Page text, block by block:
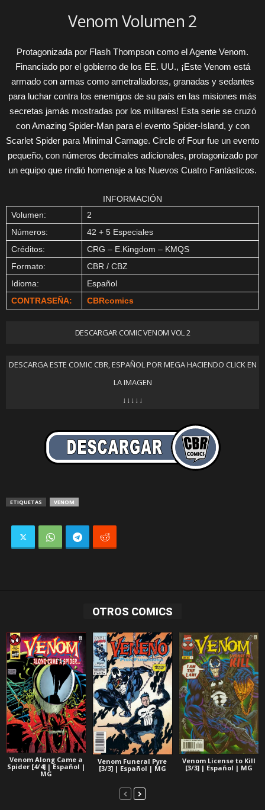
Venom Volumen 2
Protagonizada por Flash Thompson como el Agente Venom.
Financiado por el gobierno de los EE. UU., ¡Este Venom está
armado con armas como ametralladoras, granadas y sedantes
para luchar contra los enemigos de su país en las misiones más
secretas jamás mostradas por los militares! Esta serie se cruzó
con Amazing Spider-Man para el evento Spider-Island, y con
Scarlet Spider para Minimal Carnage. Circle of Four fue un evento
pequeño, con números decimales adicionales, protagonizado por
un equipo que rindió homenaje a los Nuevos Cuatro Fantásticos.
INFORMACIÓN
Volumen:
2
Números:
42 + 5 Especiales
Créditos:
CRG – E.Kingdom – KMQS
Formato:
CBR / CBZ
Idioma:
Español
CONTRASEÑA:
CBRcomics
DESCARGAR COMIC VENOM VOL 2
DESCARGA ESTE COMIC CBR, ESPAÑOL POR MEGA HACIENDO CLICK EN
LA IMAGEN
↓↓↓↓↓
ETIQUETAS VENOM
OTROS COMICS
Venom Along Came a
Spider [4/4] | Español |
MG
Venom Funeral Pyre
[3/3] | Español | MG
Venom License to Kill
[3/3] | Español | MG